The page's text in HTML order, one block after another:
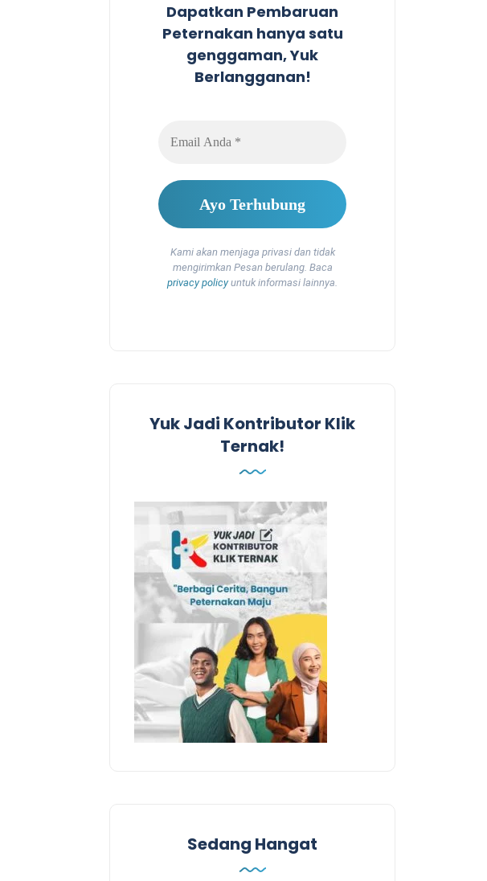
Dapatkan Pembaruan
Peternakan hanya satu
genggaman, Yuk
Berlangganan!
Kami akan menjaga privasi dan tidak
mengirimkan Pesan berulang. Baca
privacy policyuntuk informasi lainnya.
Yuk Jadi Kontributor Klik
Ternak!
Sedang Hangat